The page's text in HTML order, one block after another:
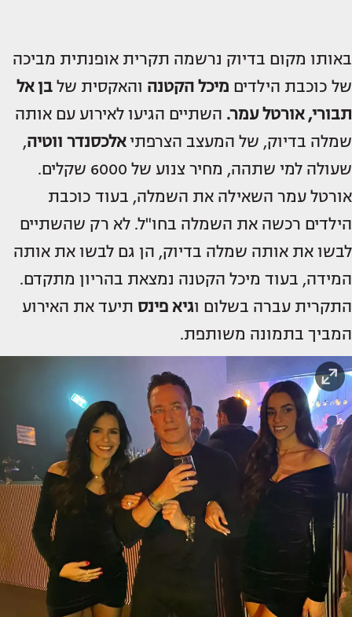
באותו מקום בדיוק נרשמה תקרית אופנתית מביכה
של כוכבת הילדים מיכל הקטנה והאקסית של בן אל
תבורי, אורטל עמר. השתיים הגיעו לאירוע עם אותה
שמלה בדיוק, של המעצב הצרפתיאלכסנדר ווטיה,
שעולה למי שתהה, מחיר צנוע של 6000 שקלים.
אורטל עמר השאילה את השמלה, בעוד כוכבת
הילדים רכשה את השמלה בחו"ל. לא רק שהשתיים
לבשו את אותה שמלה בדיוק, הן גם לבשו את אותה
המידה, בעוד מיכל הקטנה נמצאת בהריון מתקדם.
התקרית עברה בשלום וגיא פינס תיעד את האירוע
המביך בתמונה משותפת.